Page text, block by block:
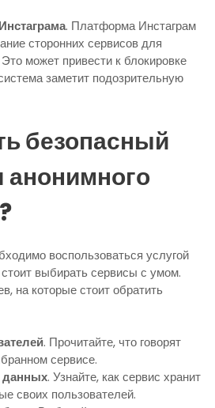
. Платформа Инстаграм
сторонних сервисов для
может привести к блокировке
заметит подозрительную
безопасный
анонимного
воспользоваться услугой
выбирать сервисы с умом.
на которые стоит обратить
. Прочитайте, что говорят
сервисе.
данных. Узнайте, как сервис хранит
своих пользователей.